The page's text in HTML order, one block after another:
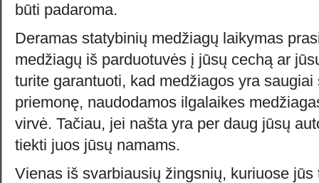
būti padaroma.
Deramas statybinių medžiagų laikymas
medžiagų iš parduotuvės į jūsų cechą ar
turite garantuoti, kad medžiagos yra
priemonę, naudodamos ilgalaikes
virvė. Tačiau, jei našta yra per daug jūsų
tiekti juos jūsų namams.
Vienas iš svarbiausių žingsnių, kuriuose